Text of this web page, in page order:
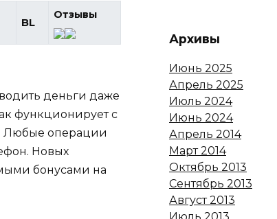
BL
Отзывы
деньги даже
функционирует с
Любые операции
Новых
бонусами на
Архивы
Июнь 2025
Апрель 2025
Июль 2024
Июнь 2024
Апрель 2014
Март 2014
Октябрь 2013
Сентябрь 2013
Август 2013